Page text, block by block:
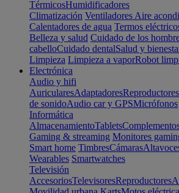
TérmicosHumidificadores
Climatización Ventiladores Aire
Calentadores de agua Termos
Belleza y salud Cuidado de los
cabelloCuidado dentalSalud y
Limpieza Limpieza a vaporRobot
Electrónica
Audio y hifi
AuricularesAdaptadoresReproductores
de sonidoAudio car y GPSMicrófonos
Informática
AlmacenamientoTablets
Gaming & streaming Monitores
Smart home TimbresCámaras
Wearables Smartwatches
Televisión
AccesoriosTelevisoresReproductores